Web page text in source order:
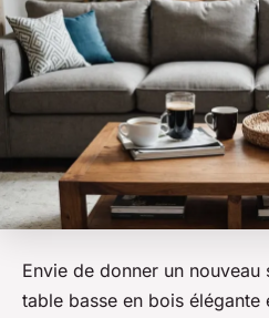
Envie de donner un
table basse en bois élégante